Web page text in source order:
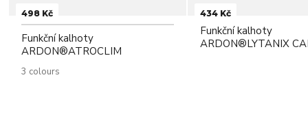
498 Kč
Funkční kalhoty
ARDON®ATROCLIM
3 colours
434 Kč
Funkční kalhoty
ARDON®LYTANIX